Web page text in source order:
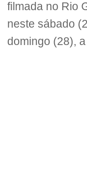
filmada no Rio
neste sábado
domingo (28),